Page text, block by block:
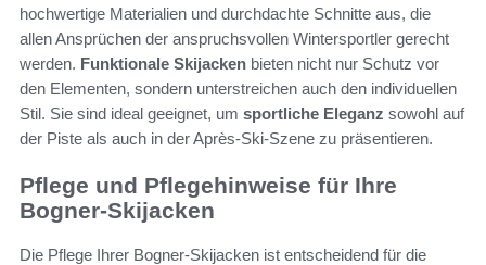
hochwertige Materialien und durchdachte Schnitte aus, die
allen Ansprüchen der anspruchsvollen Wintersportler gerecht
werden. Funktionale Skijacken bieten nicht nur Schutz vor
den Elementen, sondern unterstreichen auch den individuellen
Stil. Sie sind ideal geeignet, um sportliche Eleganz sowohl auf
der Piste als auch in der Après-Ski-Szene zu präsentieren.
Pflege und Pflegehinweise für Ihre
Bogner-Skijacken
Die Pflege Ihrer Bogner-Skijacken ist entscheidend für die